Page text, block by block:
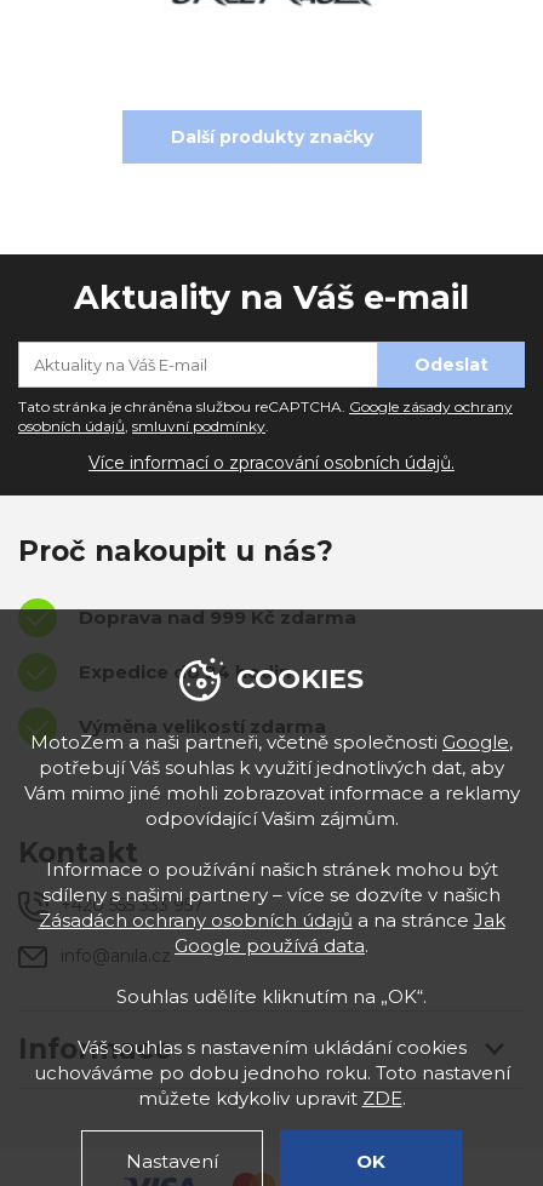
Další produkty značky
Aktuality na Váš e-mail
Tato stránka je chráněna službou reCAPTCHA. Google zásady ochrany
osobních údajů, smluvní podmínky.
Více informací o zpracování osobních údajů.
Proč nakoupit u nás?
Doprava nad 999 Kč zdarma
Expedice do 24 hodin
Výměna velikostí zdarma
Informace
Kontakt
+420 555 333 957
info@anila.cz
COOKIES
MotoZem a naši partneři, včetně společnosti Google,
potřebují Váš souhlas k využití jednotlivých dat, aby
Vám mimo jiné mohli zobrazovat informace a reklamy
odpovídající Vašim zájmům.
Informace o používání našich stránek mohou být
sdíleny s našimi partnery – více se dozvíte v našich
Zásadách ochrany osobních údajů a na stránce Jak
Google používá data.
Souhlas udělíte kliknutím na „OK“.
Váš souhlas s nastavením ukládání cookies
uchováváme po dobu jednoho roku. Toto nastavení
můžete kdykoliv upravit ZDE.
Nastavení OK